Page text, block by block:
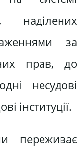
наділених
за
прав, до
несудові
інституції.
переживає